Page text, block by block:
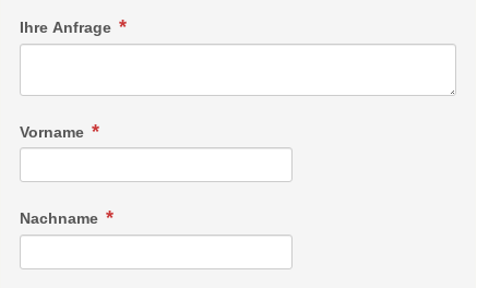
Ihre Anfrage
Vorname
Nachname